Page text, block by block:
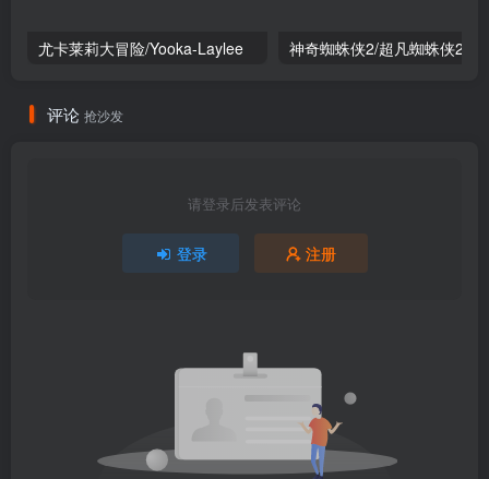
尤卡莱莉大冒险/Yooka-Laylee
评论 抢沙发
请登录后发表评论
登录 注册